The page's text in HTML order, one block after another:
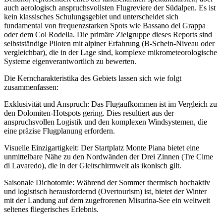
auch aerologisch anspruchsvollsten Flugreviere der Südalpen. Es ist
kein klassisches Schulungsgebiet und unterscheidet sich
fundamental von frequenzstarken Spots wie Bassano del Grappa
oder dem Col Rodella. Die primäre Zielgruppe dieses Reports sind
selbstständige Piloten mit alpiner Erfahrung (B-Schein-Niveau oder
vergleichbar), die in der Lage sind, komplexe mikrometeorologische
Systeme eigenverantwortlich zu bewerten.
Die Kerncharakteristika des Gebiets lassen sich wie folgt
zusammenfassen:
Exklusivität und Anspruch: Das Flugaufkommen ist im Vergleich zu
den Dolomiten-Hotspots gering. Dies resultiert aus der
anspruchsvollen Logistik und den komplexen Windsystemen, die
eine präzise Flugplanung erfordern.
Visuelle Einzigartigkeit: Der Startplatz Monte Piana bietet eine
unmittelbare Nähe zu den Nordwänden der Drei Zinnen (Tre Cime
di Lavaredo), die in der Gleitschirmwelt als ikonisch gilt.
Saisonale Dichotomie: Während der Sommer thermisch hochaktiv
und logistisch herausfordernd (Overtourism) ist, bietet der Winter
mit der Landung auf dem zugefrorenen Misurina-See ein weltweit
seltenes fliegerisches Erlebnis.